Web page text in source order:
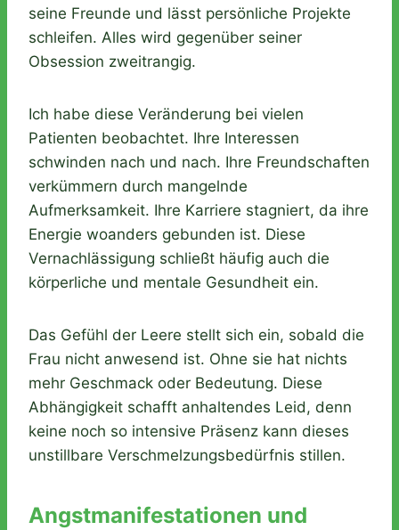
seine Freunde und lässt persönliche Projekte
schleifen. Alles wird gegenüber seiner
Obsession zweitrangig.
Ich habe diese Veränderung bei vielen
Patienten beobachtet. Ihre Interessen
schwinden nach und nach. Ihre Freundschaften
verkümmern durch mangelnde
Aufmerksamkeit. Ihre Karriere stagniert, da ihre
Energie woanders gebunden ist. Diese
Vernachlässigung schließt häufig auch die
körperliche und mentale Gesundheit ein.
Das Gefühl der Leere stellt sich ein, sobald die
Frau nicht anwesend ist. Ohne sie hat nichts
mehr Geschmack oder Bedeutung. Diese
Abhängigkeit schafft anhaltendes Leid, denn
keine noch so intensive Präsenz kann dieses
unstillbare Verschmelzungsbedürfnis stillen.
Angstmanifestationen und